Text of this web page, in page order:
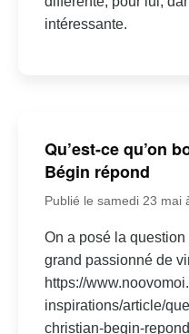
intéressante.
Qu’est-ce qu’on
Bégin répond
Publié le samedi 23 mai
On a posé la question
grand passionné de
https://
inspirations/article/
christian-begin-